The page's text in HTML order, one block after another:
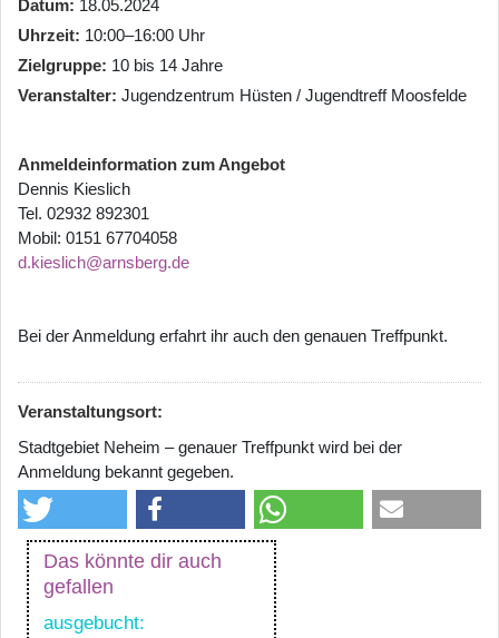
Datum 18.05.2024
Uhrzeit 10:00–16:00 Uhr
Zielgruppe 10 bis 14 Jahre
Veranstalter Jugendzentrum Hüsten / Jugendtreff Moosfelde
Anmeldeinformation zum Angebot
Dennis Kieslich
Tel. 02932 892301
Mobil: 0151 67704058
d.kieslich@arnsberg.de
Bei der Anmeldung erfahrt ihr auch den genauen Treffpunkt.
Veranstaltungsort:
Stadtgebiet Neheim – genauer Treffpunkt wird bei der
Anmeldung bekannt gegeben.
Das könnte dir auch
gefallen
ausgebucht: